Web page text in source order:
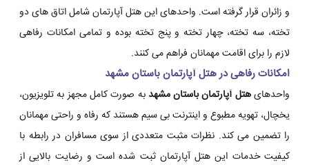
و زائران قرار گرفته است. واحدهای این هتل آپارتمان شامل اتاق های دو
تخته، سه تخته، چهار تخته و پنج تخته بوده و تمامی امکانات رفاهی
لازم را برای اقامت مهمانان فراهم می کنند.
امکانات رفاهی در هتل آپارتمان باستان مشهد
واحدهایهتل آپارتمان باستان مشهدبه صورت کامل مجهز به تلویزیون،
یخچال، تهویه مطبوع و اینترنت بی سیم هستند که رفاه و راحتی مهمانان
را تضمین می کند. نظرات مثبت متعددی از سوی مسافران در رابطه با
کیفیت خدمات این هتل آپارتمان ثبت شده است و رضایت بالایی از